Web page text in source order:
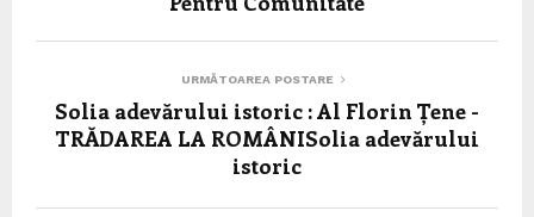
URMĂTOAREA POSTARE
Solia adevărului istoric : Al Florin Țene -
TRĂDAREA LA ROMÂNISolia adevărului
istoric